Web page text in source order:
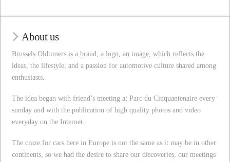
About us
Brussels Oldtimers is a brand, a logo, an image, which reflects the
ideas, the lifestyle, and a passion for automotive culture shared among
enthusiasts.
The idea began with friend’s meeting at Parc du Cinquantenaire every
sunday and with the publication of high quality photos and video
everyday on the Internet.
The craze for cars here in Europe is not the same as it may be in other
continents, so we had the desire to share our discoveries, our meetings